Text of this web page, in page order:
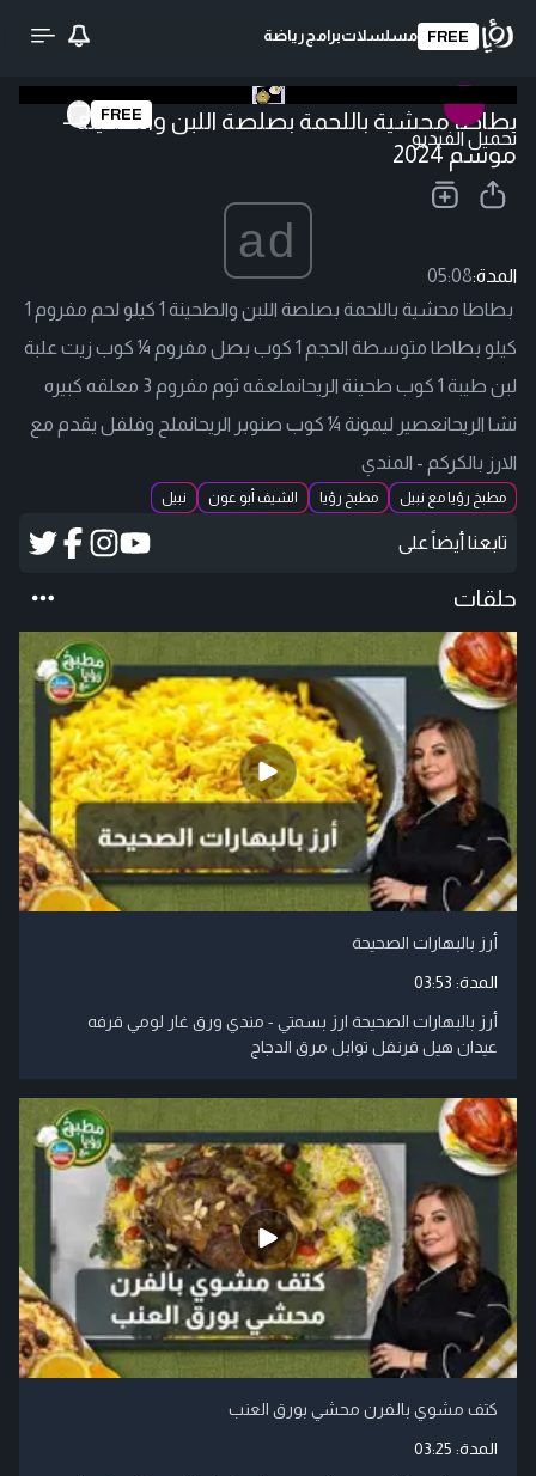
FREE مسلسلاتبرامج رياضة
تحميل الفيديو
FREE
بطاطا محشية باللحمة بصلصة اللبن والطحينة -
موسم 2024
ad
المدة:05:08
بطاطا محشية باللحمة بصلصة اللبن والطحينة 1 كيلو لحم مفروم 1
كيلو بطاطا متوسطة الحجم 1 كوب بصل مفروم ¼ كوب زيت علبة
لبن طيبة 1 كوب طحينة الريحانملعقه ثوم مفروم 3 معلقه كبيره
نشا الريحانعصير ليمونة ¼ كوب صنوبر الريحانملح وفلفل يقدم مع
الارز بالكركم - المندي
مطبخ رؤيا مع نبيل مطبخ رؤيا الشيف أبو عون نبيل
تابعنا أيضاً على
حلقات
أرز بالبهارات الصحيحة
المدة: 03:53
أرز بالبهارات الصحيحة ارز بسمتي - مندي ورق غار لومي قرفه
عيدان هيل قرنفل توابل مرق الدجاج
كتف مشوي بالفرن محشي بورق العنب
المدة: 03:25